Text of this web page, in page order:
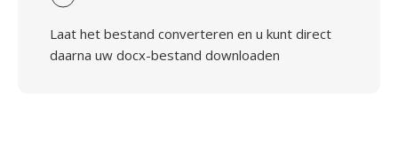
Laat het bestand converteren en u kunt direct
daarna uw docx-bestand downloaden